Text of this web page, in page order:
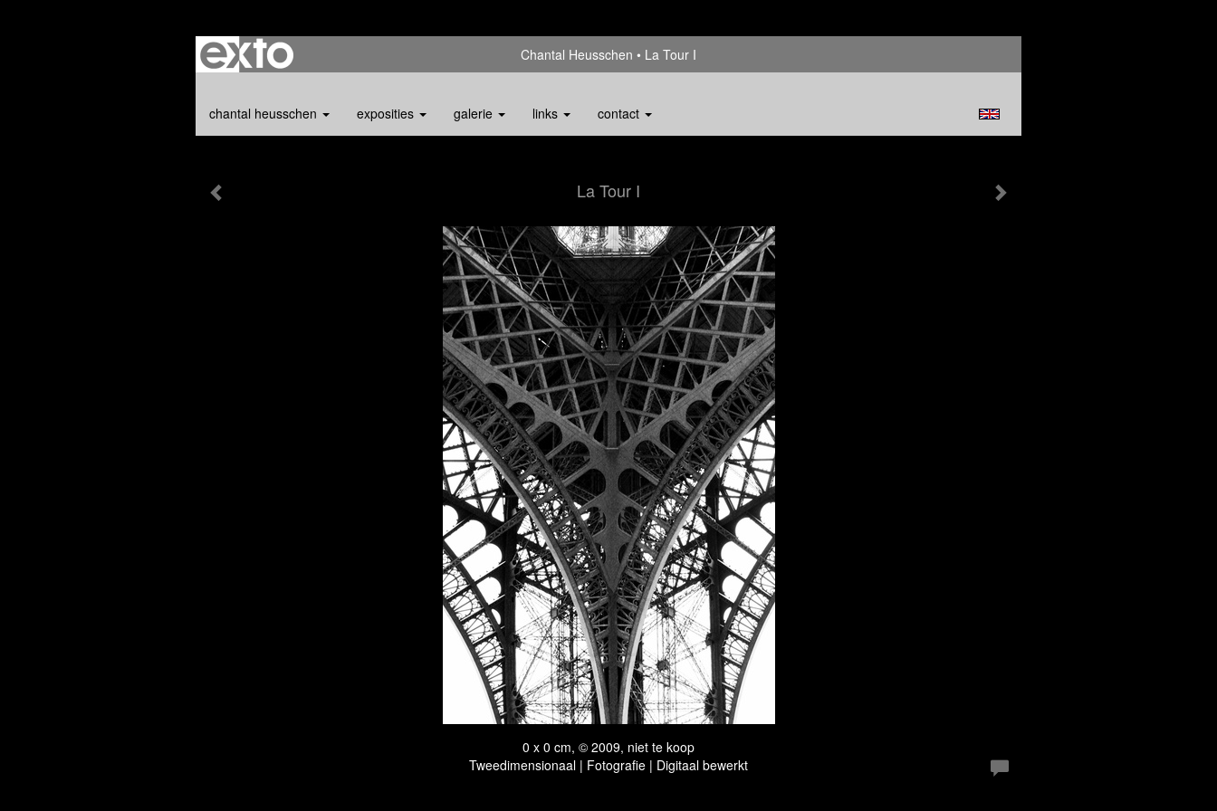
Chantal Heusschen La Tour I
chantal heusschen exposities galerie links contact
La Tour I
0 x 0 cm, © 2009, niet te koop
Tweedimensionaal | Fotografie | Digitaal bewerkt